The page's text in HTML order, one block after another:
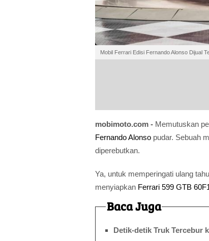
Mobil Ferrari Edisi Fernando Alonso Dijual
mobimoto.com - Memutuskan
Fernando Alonso pudar. Sebuah
diperebutkan.
Ya, untuk memperingati ulang
menyiapkan Ferrari 599 GTB
Baca Juga
Detik-detik Truk Tercebur